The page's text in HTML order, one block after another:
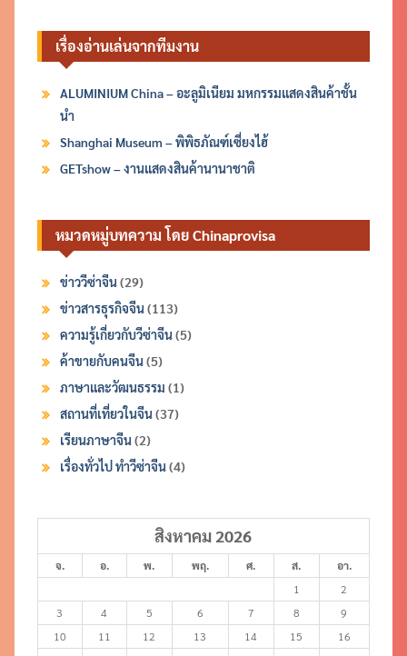
เรื่องอ่านเล่นจากทีมงาน
ALUMINIUM China – อะลูมิเนียม มหกรรมแสดงสินค้าชั้น
นำ
Shanghai Museum – พิพิธภัณฑ์เซี่ยงไฮ้
GETshow – งานแสดงสินค้านานาชาติ
หมวดหมู่บทความ โดย Chinaprovisa
ข่าววีซ่าจีน(29)
ข่าวสารธุรกิจจีน(113)
ความรู้เกี่ยวกับวีซ่าจีน(5)
ค้าขายกับคนจีน(5)
ภาษาและวัฒนธรรม (1)
สถานที่เที่ยวในจีน(37)
เรียนภาษาจีน(2)
เรื่องทั่วไป ทำวีซ่าจีน(4)
สิงหาคม 2026
จ. อ. พ. พฤ. ศ. ส.
อา.
1
2
3
4 5 6 7 8
9
10
11 12 13 14 15
16